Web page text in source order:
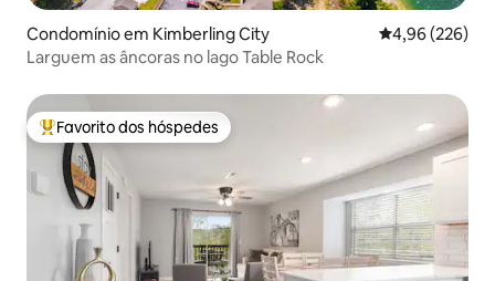
Condomínio em Kimberling City Classificação
4,96 (226)
Larguem as âncoras no lago Table Rock
Favoritos dos hóspedes mais apreciados
Favorito dos hóspedes